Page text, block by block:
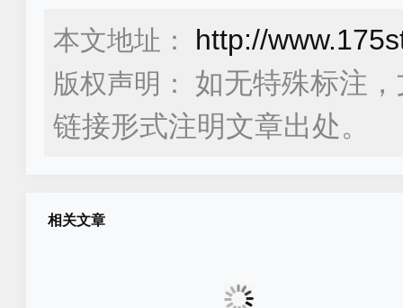
本文地址： http://
版权声明：
如无特殊标注
链接形式注明文章出处。
相关文章